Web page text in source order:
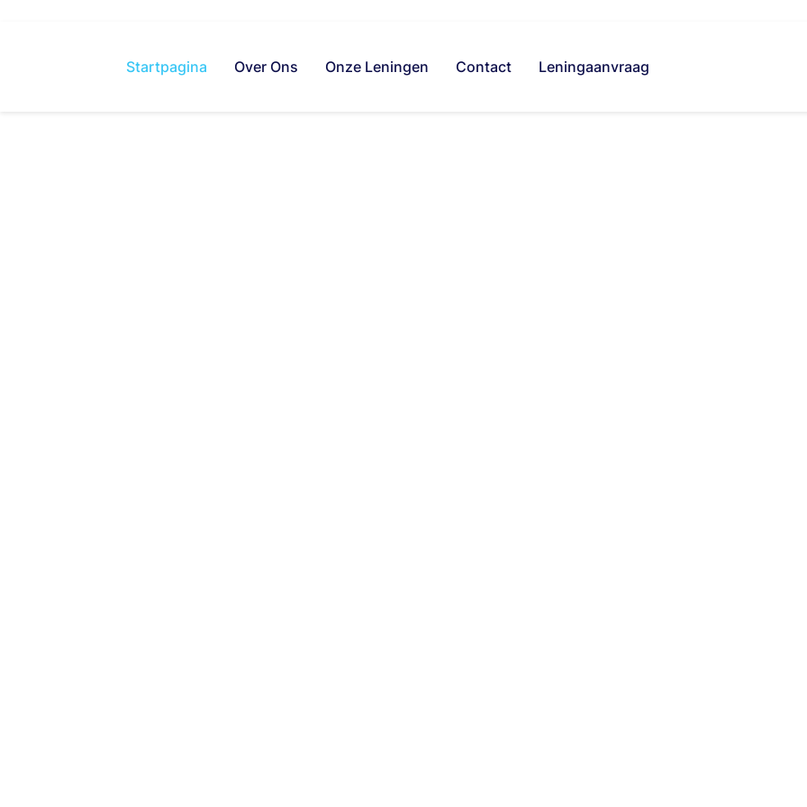
Startpagina Over Ons Onze Leningen Contact Leningaanvraag